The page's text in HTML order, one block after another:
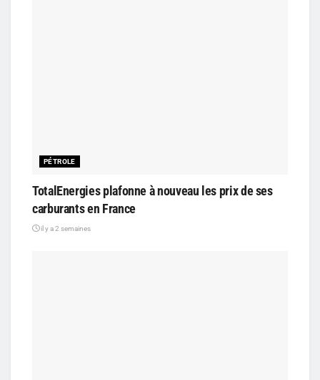
PÉTROLE
TotalEnergies plafonne à nouveau les prix de ses
carburants en France
il y a 2 semaines